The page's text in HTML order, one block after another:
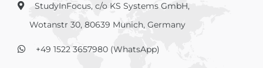
StudyInFocus, c/o KS Systems GmbH,
Wotanstr 30, 80639 Munich, Germany
+49 1522 3657980 (WhatsApp)